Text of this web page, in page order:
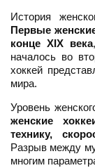
История
Первые
конце XIX века
началось во
хоккей
мира.
Уровень
женские
технику,
Разрыв между
многим